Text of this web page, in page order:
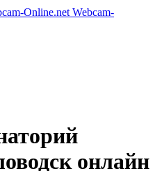
Webcam-
онлайн